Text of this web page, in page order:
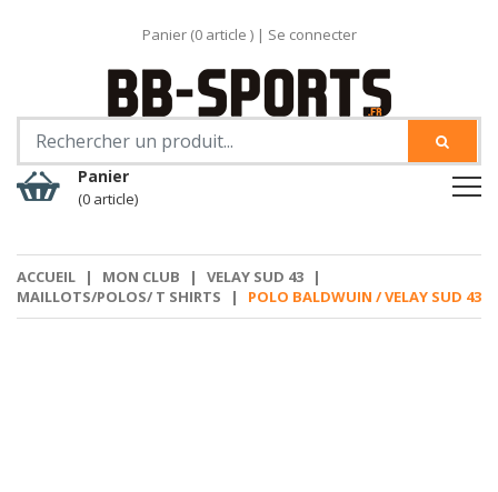
Panier (0article ) | Se connecter
Panier
(0 article)
ACCUEIL | MON CLUB | VELAY SUD 43
|
MAILLOTS/POLOS/ T SHIRTS
| POLO BALDWUIN / VELAY SUD 43